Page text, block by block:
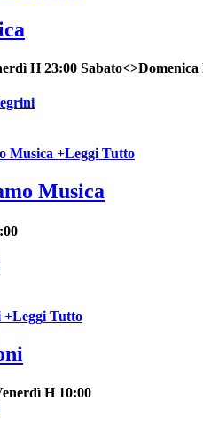
H 23:00 Sabato<>Domenica
+Leggi Tutto
Musica
+Leggi Tutto
H 10:00